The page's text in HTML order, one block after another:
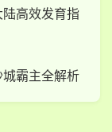
高效发育指
霸主全解析